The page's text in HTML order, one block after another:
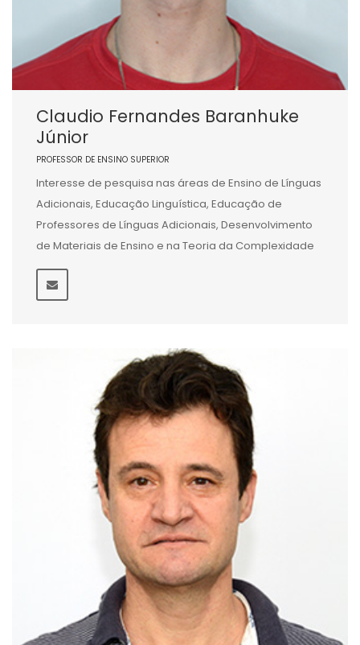
Claudio Fernandes Baranhuke
Júnior
PROFESSOR DE ENSINO SUPERIOR
Interesse de pesquisa nas áreas de Ensino de Línguas
Adicionais, Educação Linguística, Educação de
Professores de Línguas Adicionais, Desenvolvimento
de Materiais de Ensino e na Teoria da Complexidade